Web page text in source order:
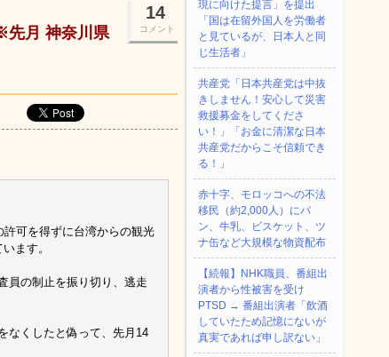
14
コメント
先月 神奈川県
可を得ずに台湾からの観光
ます。
員の制止を振り切り、逃走
なくしたと偽って、先月14
現に向けた提言」を提出
「国は在留外国人を労働者
と見ているが、日本人と同
じ生活者」
共産党「日本共産党は中抜
きしません！安心して災害
救援募金をしてくださ
い！」「お金に清潔な日本
共産党だからこそ信頼でき
る！」
赤十字、モロッコへの不法
移民（約2,000人）にパ
ン、牛乳、ビスケット、ツ
ナ缶など大規模な物資配布
【続報】NHK職員、番組出
演者から性被害を受け
PTSD → 番組出演者「飲酒
していたため記憶にないが
真実であれば申し訳ない」